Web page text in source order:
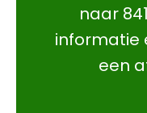
naar
informatie
een